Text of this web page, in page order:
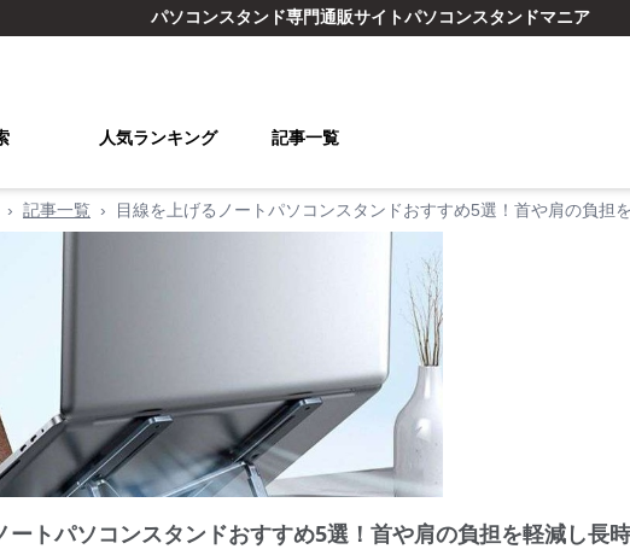
パソコンスタンド専門通販サイトパソコンスタンドマニア
人気ランキング 記事一覧
› 記事一覧 › 目線を上げるノートパソコンスタンドおすすめ5選！首や肩の負担
ートパソコンスタンドおすすめ5選！首や肩の負担を軽減し長